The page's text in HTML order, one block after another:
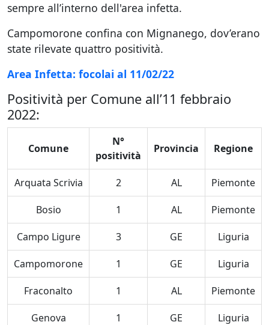
sempre all’interno dell'area infetta.
Campomorone confina con Mignanego, dov’erano
state rilevate quattro positività.
Area Infetta: focolai al 11/02/22
Positività per Comune all’11 febbraio
2022:
Comune
N°
positività
Provincia Regione
Arquata Scrivia 2 AL Piemonte
Bosio 1 AL Piemonte
Campo Ligure 3 GE Liguria
Campomorone 1 GE Liguria
Fraconalto 1 AL Piemonte
Genova 1 GE Liguria